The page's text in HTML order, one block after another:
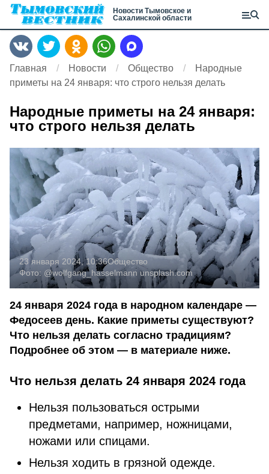
Новости Тымовское и
Сахалинской области
Главная Новости Общество
Народные
приметы на 24 января: что строго нельзя делать
Народные приметы на 24 января:
что строго нельзя делать
23 января 2024, 10:36Общество
Фото: @wolfgang_hasselmann unsplash.com
24 января 2024 года в народном календаре —
Федосеев день. Какие приметы существуют?
Что нельзя делать согласно традициям?
Подробнее об этом — в материале ниже.
Что нельзя делать 24 января 2024 года
Нельзя пользоваться острыми
предметами, например, ножницами,
ножами или спицами.
Нельзя ходить в грязной одежде.